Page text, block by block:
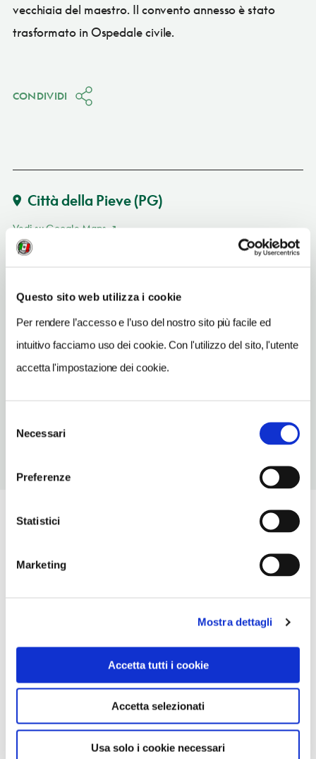
Questo sito web utilizza i cookie
Per rendere l’accesso e l’uso del nostro sito più facile ed
intuitivo facciamo uso dei cookie. Con l'utilizzo del sito, l'utente
accetta l'impostazione dei cookie.
delNecessari
Preferenze
Statistici
Marketing
Mostra dettagli
Accetta tutti i cookie
Accetta selezionati
Usa solo i cookie necessari
vecchiaia del maestro. Il convento annesso è stato
trasformato in Ospedale civile.
CONDIVIDI
Città della Pieve(PG)
Vedi su Google Maps
Città della Pieve (PG)
Umbria
TELEFONO
0578299375